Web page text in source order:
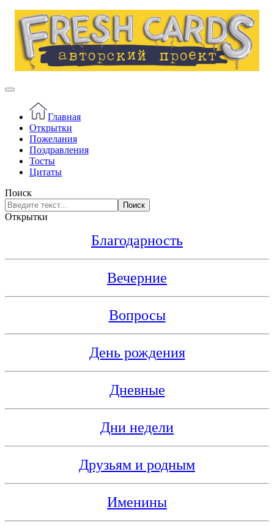
Главная
Открытки
Пожелания
Поздравления
Тосты
Цитаты
Поиск
Поиск
Открытки
Благодарность
Вечерние
Вопросы
День рождения
Дневные
Дни недели
Друзьям и родным
Именины